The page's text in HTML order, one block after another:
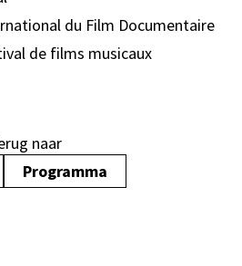
du Film Documentaire
de films musicaux
naar
Programma